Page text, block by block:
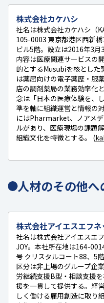
株式会社カケハシ
社名は株式会社カケハシ（
105-0003 東京都港区西新
ビル5階。設立は2016年3
内容は医療関連サービスの
的とするMusubiを核とし
は薬局向けの電子薬歴・服
店の調剤薬局の業務効率化
念は「日本の医療体験を、
準を軸に組織運営と情報の
にはPharmarket、ノアメ
ルがあり、医療現場の課題
組織文化を特徴とする。 (
人材のその他へ
株式会社アイエスエフネ
社名は株式会社アイエスエ
JOY。本社所在地は164-
号 クリスタルコート88、5
区分は非上場のグループ企
労継続支援B型・相談支援
援を一貫して提供する。経
しく働ける雇用創造に取り